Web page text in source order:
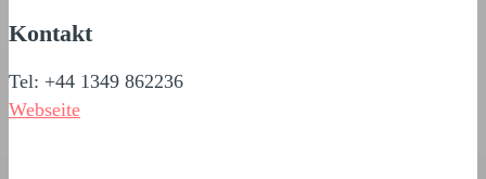
Kontakt
Tel: +44 1349 862236
Webseite